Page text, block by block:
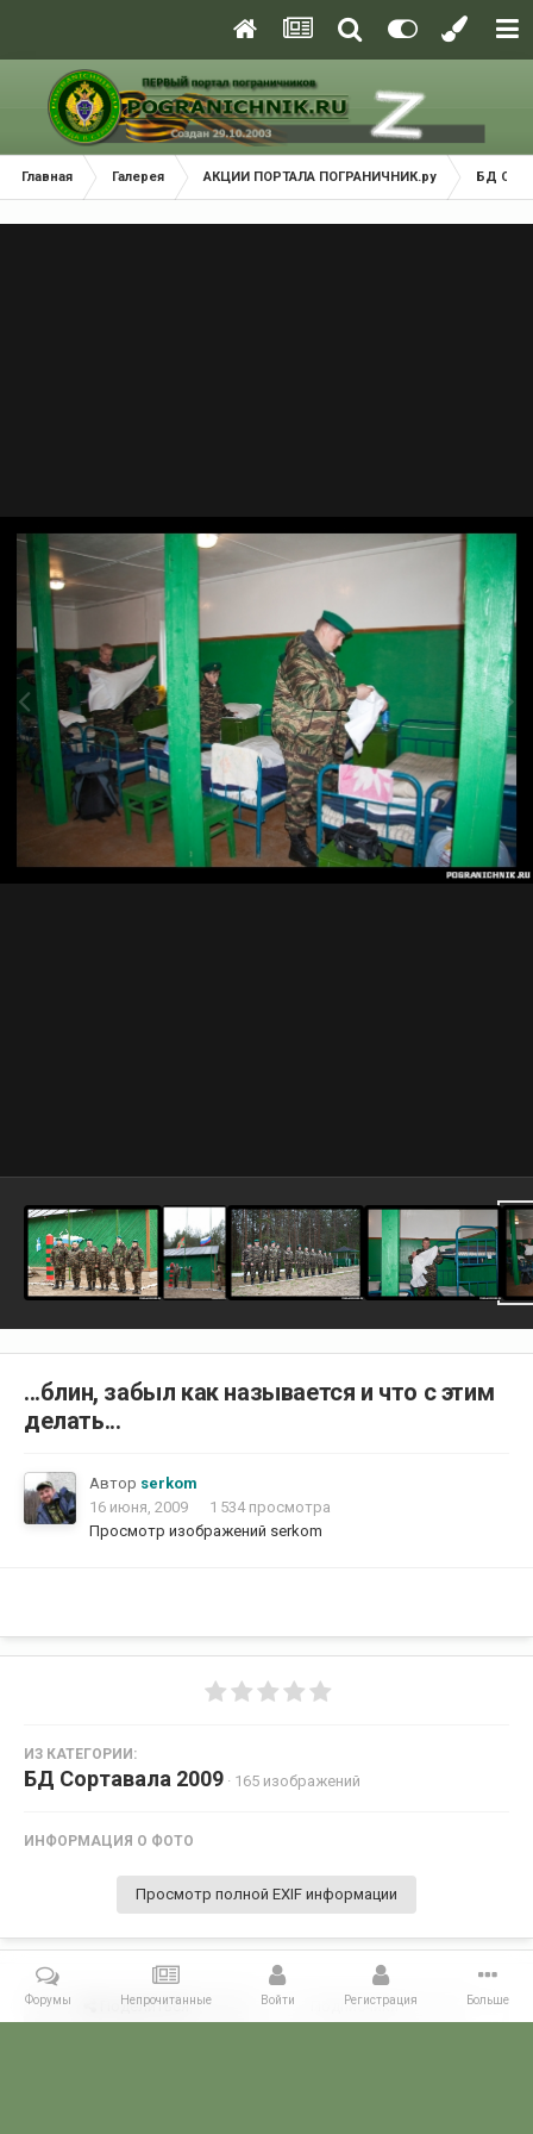
Главная Галерея АКЦИИ ПОРТАЛА ПОГРАНИЧНИК.ру БД
...блин, забыл как называется и что с этим
делать...
Автор serkom
16 июня, 2009
1 534 просмотра
Просмотр изображений serkom
ИЗ КАТЕГОРИИ:
БД Сортавала 2009 · 165 изображений
ИНФОРМАЦИЯ О ФОТО
Просмотр полной EXIF информации
Поделиться Подписчики 0
Форумы Непрочитанные Войти Регистрация Больше